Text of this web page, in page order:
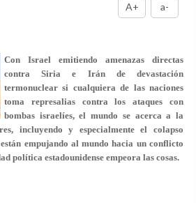
A+ a-
Con Israel emitiendo amenazas directas
contra Siria e Irán de devastación
termonuclear si cualquiera de las naciones
toma represalias contra los ataques con
bombas israelíes, el mundo se acerca a la
incluyendo y especialmente el colapso
empujando al mundo hacia un conflicto
política estadounidense empeora las cosas.